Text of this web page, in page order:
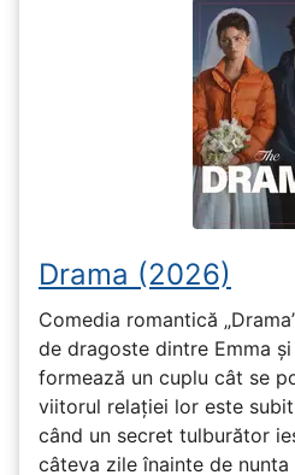
Drama (2026)
Comedia romantică
de dragoste dintre Emma
formează un cuplu cât se
viitorul relației lor este
când un secret tulburător
câteva zile înainte de